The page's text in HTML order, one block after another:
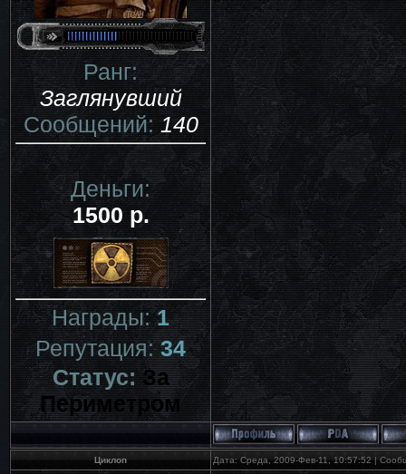
Ранг:
Заглянувший
Сообщений:140
Деньги:
1500 р.
Награды:1
Репутация:34
Статус:За
Периметром
Циклоп Дата: Среда, 2009-Фев-11, 10:57:52 |